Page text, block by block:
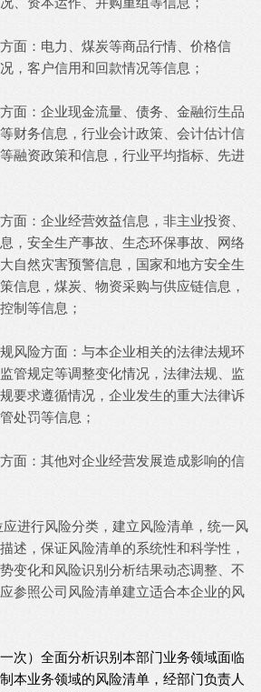
方面：电力、煤炭等商品行情、价格信
，客户信用和回款情况等信息；
方面：企业现金流量、债务、金融衍生品
财务信息，行业会计政策、会计估计信
融资政策和信息，行业平均指标、先进
面：企业经营效益信息，非主业投资、
，安全生产事故、生态环保事故、网络
自然灾害预警信息，国家和地方安全生
信息，煤炭、物资采购与供应链信息，
制等信息；
规风险方面：与本企业相关的法律法规环
管规定等调整变化情况，法律法规、监
要求遵循情况，企业发生的重大法律诉
处罚等信息；
方面：其他对企业经营发展造成影响的信
应进行风险分类，建立风险清单，统一风
述，保证风险清单的系统性和科学性，
变化和风险识别分析结果动态调整、不
参照公司风险清单建立适合本企业的风
次）全面分析识别本部门业务领域面临
本业务领域的风险清单，经部门负责人